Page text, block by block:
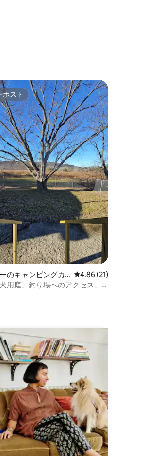
4.99つ星の平均評価
スト
ホスト
のキャンピングカ
レビュー21件、5つ
4.86 (21)
用庭、釣り場へのアクセス、